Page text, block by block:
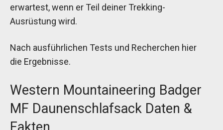
erwartest, wenn er Teil deiner Trekking-
Ausrüstung wird.
Nach ausführlichen Tests und Recherchen hier
die Ergebnisse.
Western Mountaineering Badger
MF Daunenschlafsack Daten &